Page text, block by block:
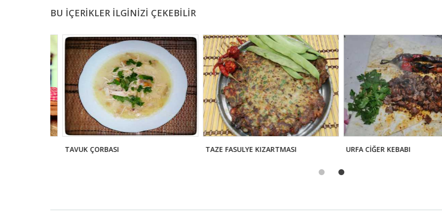
BU İÇERİKLER İLGİNİZİ ÇEKEBİLİR
TAVUK ÇORBASI TAZE FASULYE KIZARTMASI URFA CİĞER KEBABI